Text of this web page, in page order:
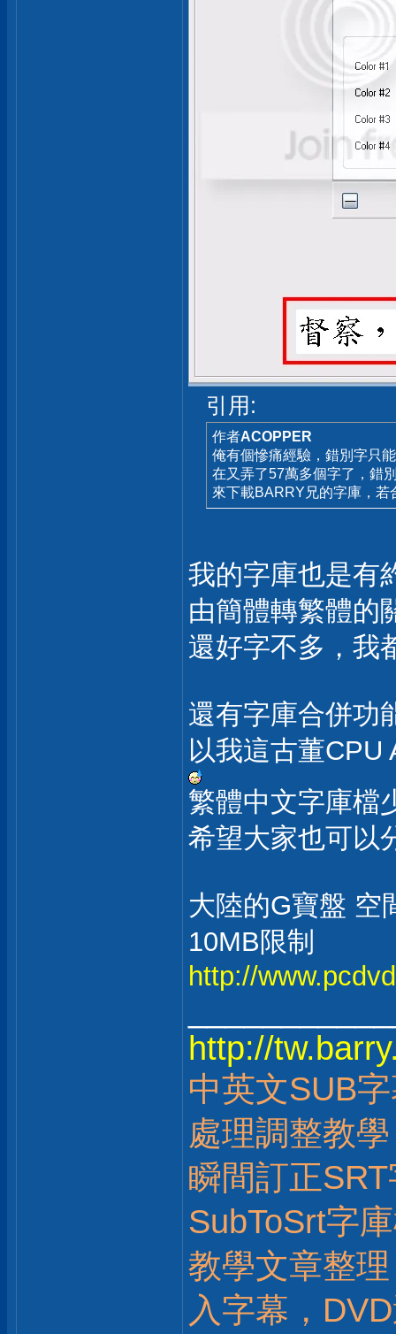
引用:
作者ACOPPER
俺有個慘痛經驗，錯別字只
在又弄了57萬多個字了，錯
來下載BARRY兄的字庫，若
我的字庫也是有
由簡體轉繁體的
還好字不多，我
還有字庫合併功
以我這古董CPU
繁體中文字庫檔
希望大家也可以
大陸的G寶盤 空
10MB限制
http://
http://
中英文SUB
處理調整教學
瞬間訂正
SubToSrt字
教學文章整
入字幕，